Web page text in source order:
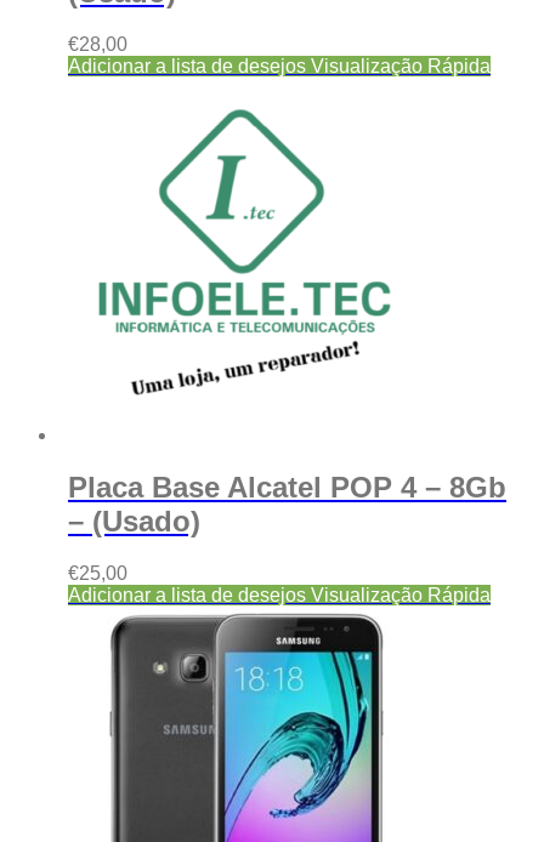
€28,00
Adicionar a lista de desejos Visualização Rápida
Placa Base Alcatel POP 4 – 8Gb
– (Usado)
€25,00
Adicionar a lista de desejos Visualização Rápida